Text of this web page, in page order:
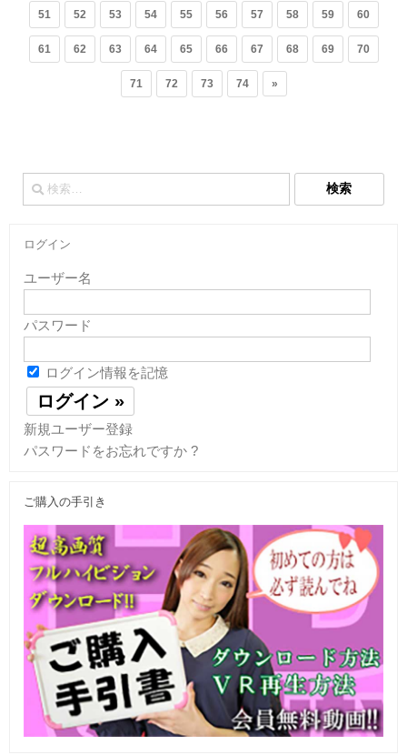
51 52 53 54 55 56 57 58 59 60
61 62 63 64 65 66 67 68 69 70
71 72 73 74 »
検
索:
ログイン
ユーザー名
パスワード
ログイン情報を記憶
新規ユーザー登録
パスワードをお忘れですか ?
ご購入の手引き